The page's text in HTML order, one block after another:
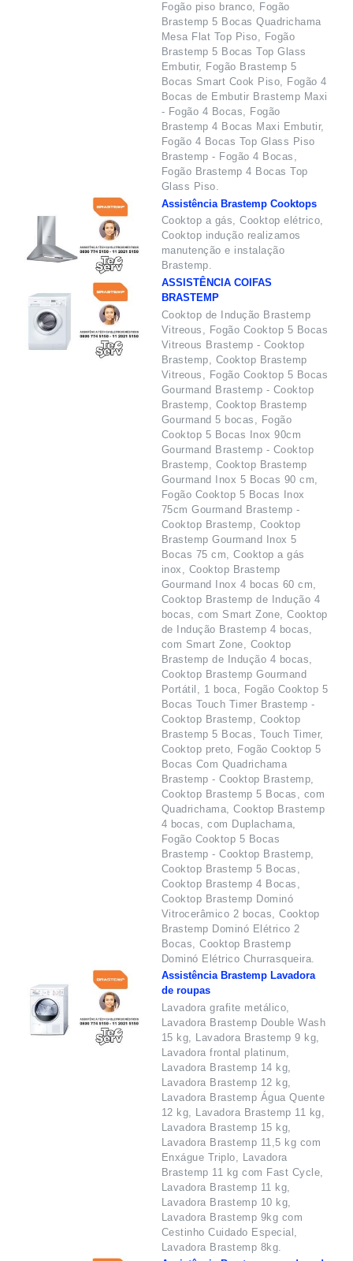
Fogão piso branco, Fogão
Brastemp 5 Bocas Quadrichama
Mesa Flat Top Piso, Fogão
Brastemp 5 Bocas Top Glass
Embutir, Fogão Brastemp 5
Bocas Smart Cook Piso, Fogão 4
Bocas de Embutir Brastemp Maxi
- Fogão 4 Bocas, Fogão
Brastemp 4 Bocas Maxi Embutir,
Fogão 4 Bocas Top Glass Piso
Brastemp - Fogão 4 Bocas,
Fogão Brastemp 4 Bocas Top
Glass Piso.
Assistência Brastemp Cooktops
Cooktop a gás, Cooktop elétrico,
Cooktop indução realizamos
manutenção e instalação
Brastemp.
ASSISTÊNCIA COIFAS
BRASTEMP
Cooktop de Indução Brastemp
Vitreous, Fogão Cooktop 5 Bocas
Vitreous Brastemp - Cooktop
Brastemp, Cooktop Brastemp
Vitreous, Fogão Cooktop 5 Bocas
Gourmand Brastemp - Cooktop
Brastemp, Cooktop Brastemp
Gourmand 5 bocas, Fogão
Cooktop 5 Bocas Inox 90cm
Gourmand Brastemp - Cooktop
Brastemp, Cooktop Brastemp
Gourmand Inox 5 Bocas 90 cm,
Fogão Cooktop 5 Bocas Inox
75cm Gourmand Brastemp -
Cooktop Brastemp, Cooktop
Brastemp Gourmand Inox 5
Bocas 75 cm, Cooktop a gás
inox, Cooktop Brastemp
Gourmand Inox 4 bocas 60 cm,
Cooktop Brastemp de Indução 4
bocas, com Smart Zone, Cooktop
de Indução Brastemp 4 bocas,
com Smart Zone, Cooktop
Brastemp de Indução 4 bocas,
Cooktop Brastemp Gourmand
Portátil, 1 boca, Fogão Cooktop 5
Bocas Touch Timer Brastemp -
Cooktop Brastemp, Cooktop
Brastemp 5 Bocas, Touch Timer,
Cooktop preto, Fogão Cooktop 5
Bocas Com Quadrichama
Brastemp - Cooktop Brastemp,
Cooktop Brastemp 5 Bocas, com
Quadrichama, Cooktop Brastemp
4 bocas, com Duplachama,
Fogão Cooktop 5 Bocas
Brastemp - Cooktop Brastemp,
Cooktop Brastemp 5 Bocas,
Cooktop Brastemp 4 Bocas,
Cooktop Brastemp Dominó
Vitrocerâmico 2 bocas, Cooktop
Brastemp Dominó Elétrico 2
Bocas, Cooktop Brastemp
Dominó Elétrico Churrasqueira.
Assistência Brastemp Lavadora
de roupas
Lavadora grafite metálico,
Lavadora Brastemp Double Wash
15 kg, Lavadora Brastemp 9 kg,
Lavadora frontal platinum,
Lavadora Brastemp 14 kg,
Lavadora Brastemp 12 kg,
Lavadora Brastemp Água Quente
12 kg, Lavadora Brastemp 11 kg,
Lavadora Brastemp 15 kg,
Lavadora Brastemp 11,5 kg com
Enxágue Triplo, Lavadora
Brastemp 11 kg com Fast Cycle,
Lavadora Brastemp 11 kg,
Lavadora Brastemp 10 kg,
Lavadora Brastemp 9kg com
Cestinho Cuidado Especial,
Lavadora Brastemp 8kg.